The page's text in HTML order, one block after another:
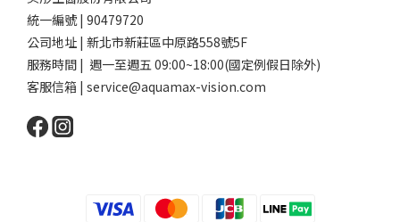
統一編號 | 90479720
公司地址 | 新北市新莊區中原路558號5F
服務時間 | 週一至週五 09:00~18:00(國定例假日除外)
客服信箱 | service@aquamax-vision.com